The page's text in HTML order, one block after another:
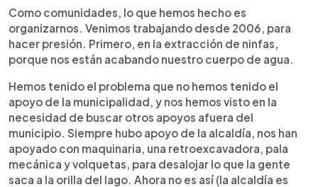
Como comunidades, lo que hemos hecho es
organizarnos. Venimos trabajando desde 2006, para
hacer presión. Primero, en la extracción de ninfas,
porque nos están acabando nuestro cuerpo de agua.
Hemos tenido el problema que no hemos tenido el
apoyo de la municipalidad, y nos hemos visto en la
necesidad de buscar otros apoyos afuera del
municipio. Siempre hubo apoyo de la alcaldía, nos han
apoyado con maquinaria, una retroexcavadora, pala
mecánica y volquetas, para desalojar lo que la gente
saca a la orilla del lago. Ahora no es así (la alcaldía es